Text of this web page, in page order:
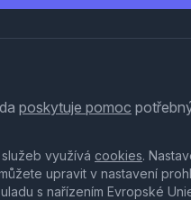
poskytuje pomoc
využívá cookies.
upravit v nastavení
s nařízením Evropské